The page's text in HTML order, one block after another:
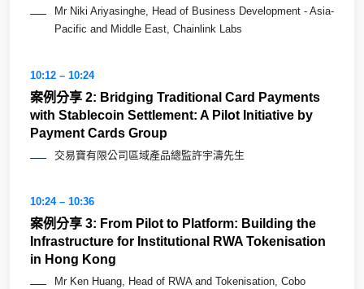
Mr Niki Ariyasinghe, Head of Business Development - Asia-
Pacific and Middle East, Chainlink Labs
10:12 – 10:24
案例分享 2: Bridging Traditional Card Payments
with Stablecoin Settlement: A Pilot Initiative by
Payment Cards Group
交易寶有限公司區域產品總監許宇濤先生
10:24 – 10:36
案例分享 3: From Pilot to Platform: Building the
Infrastructure for Institutional RWA Tokenisation
in Hong Kong
Mr Ken Huang, Head of RWA and Tokenisation, Cobo